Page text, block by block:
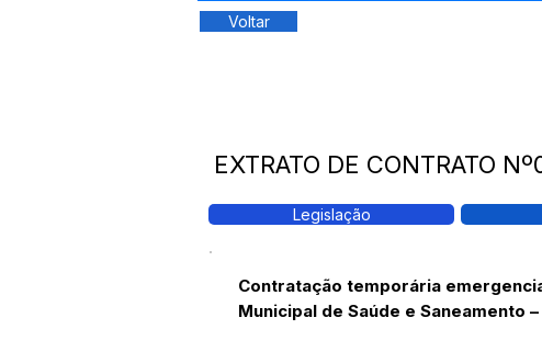
Voltar
EXTRATO DE CONTRATO
Legislação
Contratação temporária
Municipal de Saúde e Saneamento –